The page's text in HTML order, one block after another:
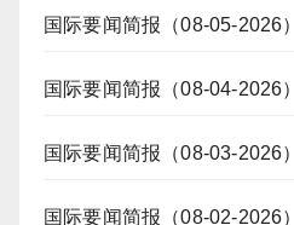
国际要闻简报（08-05-2026）
国际要闻简报（08-04-2026）
国际要闻简报（08-03-2026）
国际要闻简报（08-02-2026）